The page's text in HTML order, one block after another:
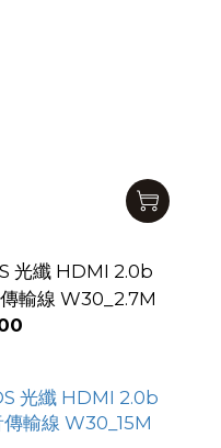
光纖 HDMI 2.0b
輸線 W30_2.7M